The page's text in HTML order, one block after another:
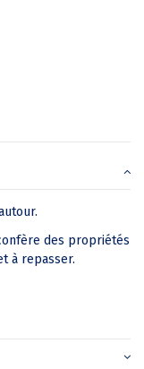
des propriétés
à repasser.